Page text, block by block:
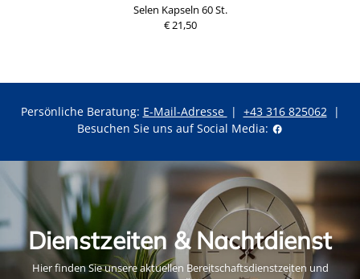
Selen Kapseln 60 St.
€ 21,50
Persönliche Beratung: E-Mail-Adresse | +43 316 825062|
Besuchen Sie uns auf Social Media:
Dienstzeiten & Nachtdienst
Hier finden Sie unsere aktuellen Bereitschaftsdienstzeiten und